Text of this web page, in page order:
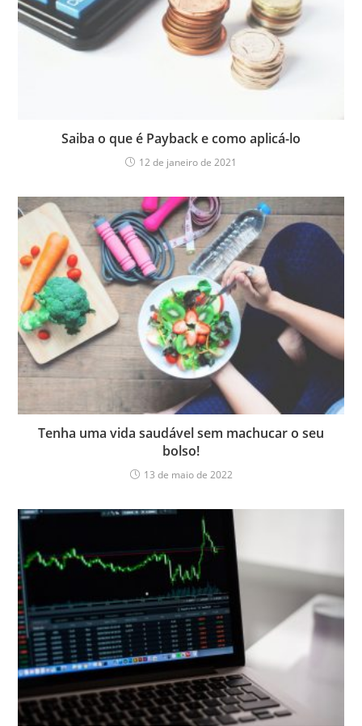
Saiba o que é Payback e como aplicá-lo
12 de janeiro de 2021
Tenha uma vida saudável sem machucar o seu
bolso!
13 de maio de 2022